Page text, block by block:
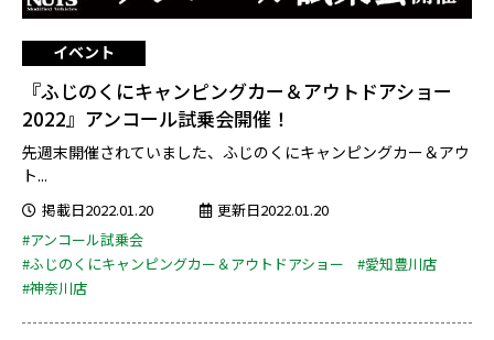
イベント
『ふじのくにキャンピングカー＆アウトドアショー
2022』アンコール試乗会開催！
先週末開催されていました、ふじのくにキャンピングカー＆アウ
ト...
掲載日2022.01.20
更新日2022.01.20
#アンコール試乗会
#ふじのくにキャンピングカー＆アウトドアショー
#愛知豊川店
#神奈川店